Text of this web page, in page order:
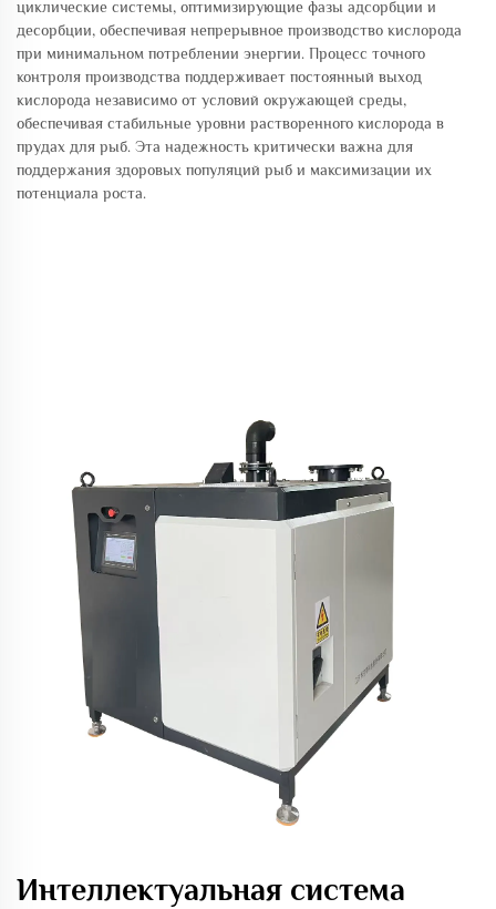
циклические системы, оптимизирующие фазы адсорбции и
десорбции, обеспечивая непрерывное производство кислорода
при минимальном потреблении энергии. Процесс точного
контроля производства поддерживает постоянный выход
кислорода независимо от условий окружающей среды,
обеспечивая стабильные уровни растворенного кислорода в
прудах для рыб. Эта надежность критически важна для
поддержания здоровых популяций рыб и максимизации их
потенциала роста.
Интеллектуальная система